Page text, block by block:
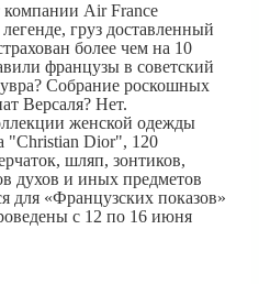
компании Air France
груз доставленный
более чем на 10
французы в советский
Собрание роскошных
Версаля? Нет.
женской одежды
"Christian Dior", 120
шляп, зонтиков,
духов и иных предметов
для «Французских показов»
с 12 по 16 июня